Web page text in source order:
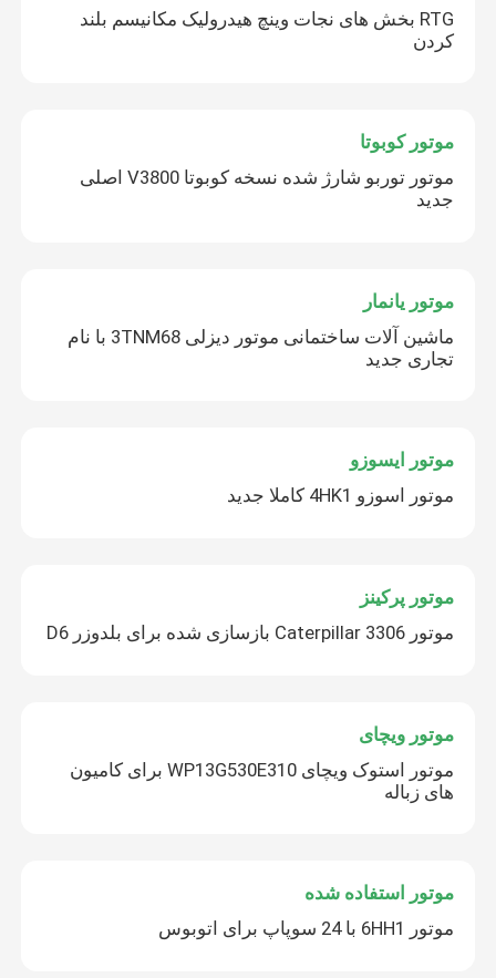
RTG بخش های نجات وینچ هیدرولیک مکانیسم بلند
کردن
موتور کوبوتا
موتور توربو شارژ شده نسخه کوبوتا V3800 اصلی
جدید
موتور یانمار
ماشین آلات ساختمانی موتور دیزلی 3TNM68 با نام
تجاری جدید
موتور ایسوزو
موتور اسوزو 4HK1 کاملا جدید
موتور پرکینز
موتور Caterpillar 3306 بازسازی شده برای بلدوزر D6
موتور ویچای
موتور استوک ویچای WP13G530E310 برای کامیون
های زباله
موتور استفاده شده
موتور 6HH1 با 24 سوپاپ برای اتوبوس